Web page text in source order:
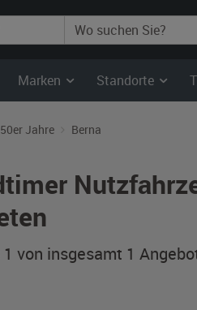
Marken Standorte
Jahre Berna
1 von insgesamt 1